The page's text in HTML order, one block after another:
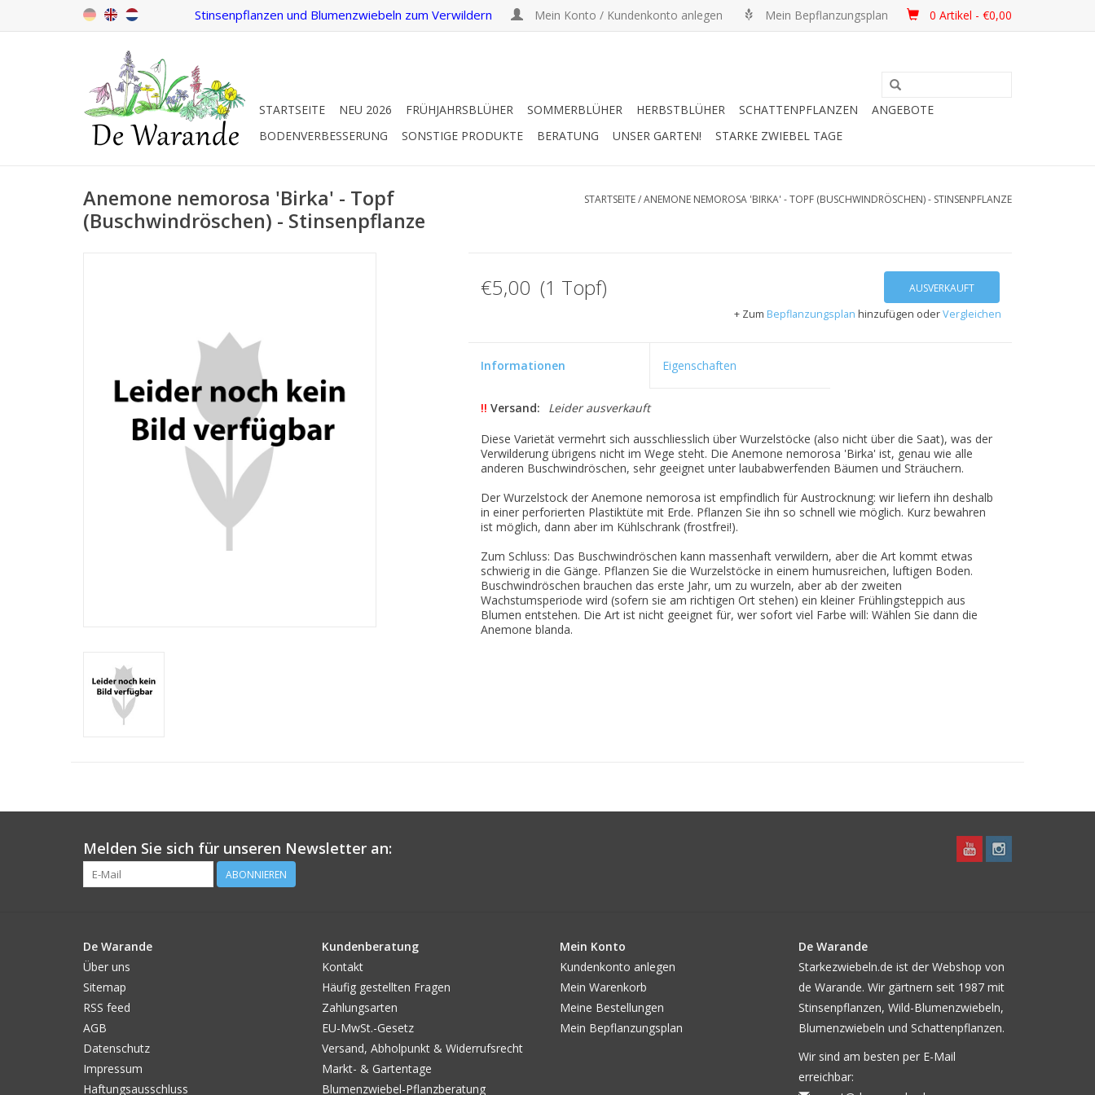
Stinsenpflanzen und Blumenzwiebeln zum Verwildern Mein Konto / Kundenkonto anlegen Mein Bepflanzungsplan 0 Artikel - €0,00
STARTSEITE NEU 2026 FRÜHJAHRSBLÜHER SOMMERBLÜHER HERBSTBLÜHER SCHATTENPFLANZEN
ANGEBOTE
BODENVERBESSERUNG
SONSTIGE PRODUKTE BERATUNG UNSER GARTEN! STARKE ZWIEBEL TAGE
Anemone nemorosa 'Birka' - Topf
(Buschwindröschen) - Stinsenpflanze
STARTSEITE/ANEMONE NEMOROSA 'BIRKA' - TOPF (BUSCHWINDRÖSCHEN) - STINSENPFLANZE
€5,00 (1 Topf)
AUSVERKAUFT
+ Zum Bepflanzungsplan hinzufügen oderVergleichen
Informationen Eigenschaften
!! Versand:
Leider ausverkauft
Diese Varietät vermehrt sich ausschliesslich über Wurzelstöcke (also nicht über die Saat), was der
Verwilderung übrigens nicht im Wege steht. Die Anemone nemorosa 'Birka' ist, genau wie alle
anderen Buschwindröschen, sehr geeignet unter laubabwerfenden Bäumen und Sträuchern.
Der Wurzelstock der Anemone nemorosa ist empfindlich für Austrocknung: wir liefern ihn deshalb
in einer perforierten Plastiktüte mit Erde. Pflanzen Sie ihn so schnell wie möglich. Kurz bewahren
ist möglich, dann aber im Kühlschrank (frostfrei!).
Zum Schluss: Das Buschwindröschen kann massenhaft verwildern, aber die Art kommt etwas
schwierig in die Gänge. Pflanzen Sie die Wurzelstöcke in einem humusreichen, luftigen Boden.
Buschwindröschen brauchen das erste Jahr, um zu wurzeln, aber ab der zweiten
Wachstumsperiode wird (sofern sie am richtigen Ort stehen) ein kleiner Frühlingsteppich aus
Blumen entstehen. Die Art ist nicht geeignet für, wer sofort viel Farbe will: Wählen Sie dann die
Anemone blanda.
Melden Sie sich für unseren Newsletter an:
ABONNIEREN
De Warande
Über uns
Sitemap
RSS feed
AGB
Datenschutz
Impressum
Haftungsausschluss
Kundenberatung
Kontakt
Häufig gestellten Fragen
Zahlungsarten
EU-MwSt.-Gesetz
Versand, Abholpunkt & Widerrufsrecht
Markt- & Gartentage
Blumenzwiebel-Pflanzberatung
Mein Konto
Kundenkonto anlegen
Mein Warenkorb
Meine Bestellungen
Mein Bepflanzungsplan
De Warande
Starkezwiebeln.de ist der Webshop von
de Warande. Wir gärtnern seit 1987 mit
Stinsenpflanzen, Wild-Blumenzwiebeln,
Blumenzwiebeln und Schattenpflanzen.
Wir sind am besten per E-Mail
erreichbar: